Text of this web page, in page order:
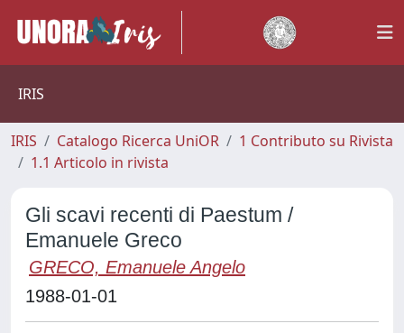
IRIS
IRIS Catalogo Ricerca UniOR
1 Contributo su Rivista
1.1 Articolo in rivista
Gli scavi recenti di Paestum /
Emanuele Greco
GRECO, Emanuele Angelo
1988-01-01